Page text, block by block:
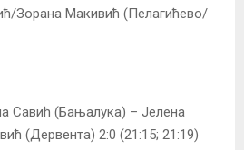
Зорана Макивић (Пелагићево/
Савић (Бањалука) – Јелена
(Дервента) 2:0 (21:15; 21:19)